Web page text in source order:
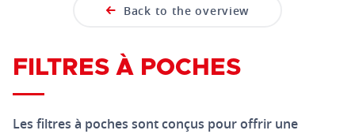
Back to the overview
FILTRES À POCHES
Les filtres à poches sont conçus pour offrir une